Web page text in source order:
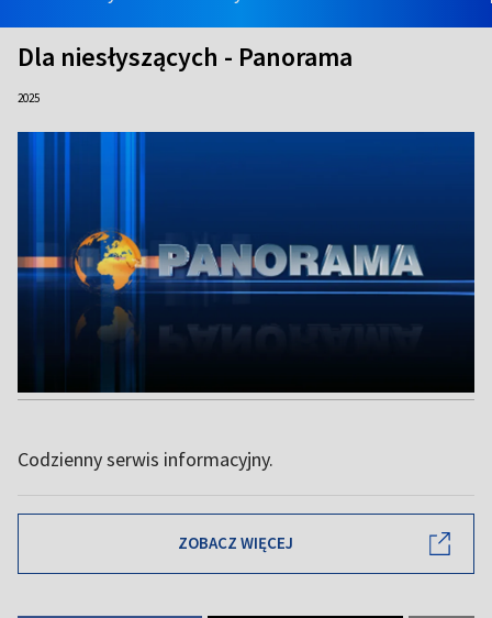
Dla niesłyszących - Panorama
2025
Codzienny serwis informacyjny.
ZOBACZ WIĘCEJ